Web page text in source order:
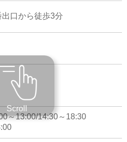
口から徒歩3分
～13:00/14:30～18:30
Scroll